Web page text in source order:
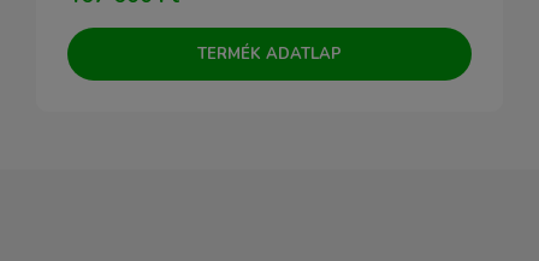
TERMÉK ADATLAP